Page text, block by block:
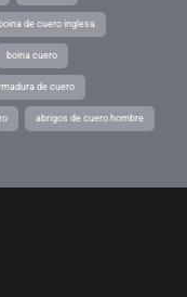
boina de cuero inglesa
boina cuero
de cuero
abrigos de cuero hombre